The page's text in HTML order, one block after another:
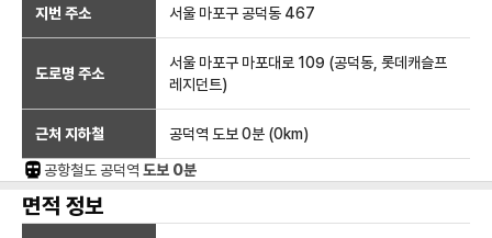
지번 주소 서울 마포구 공덕동 467
도로명 주소
서울 마포구 마포대로 109 (공덕동, 롯데캐슬프
레지던트)
근처 지하철 공덕역 도보 0분 (0km)
공항철도 공덕역 도보 0분
면적 정보